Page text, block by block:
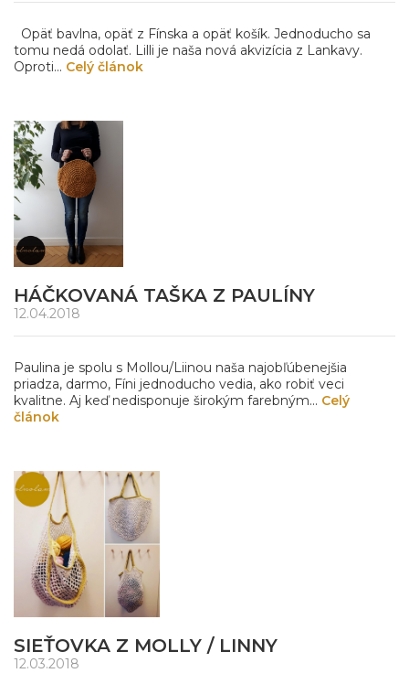
Opäť bavlna, opäť z Fínska a opäť košík. Jednoducho sa
tomu nedá odolať. Lilli je naša nová akvizícia z Lankavy.
Oproti... Celý článok
HÁČKOVANÁ TAŠKA Z PAULÍNY
12.04.2018
Paulina je spolu s Mollou/Liinou naša najobľúbenejšia
priadza, darmo, Fíni jednoducho vedia, ako robiť veci
kvalitne. Aj keď nedisponuje širokým farebným... Celý
článok
SIEŤOVKA Z MOLLY / LINNY
12.03.2018